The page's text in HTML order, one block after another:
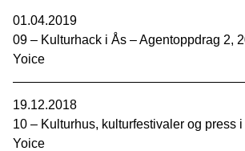
01.04.2019
09 – Kulturhack i Ås – Agentoppdrag 2,
Yoice
19.12.2018
10 – Kulturhus, kulturfestivaler og press
Yoice